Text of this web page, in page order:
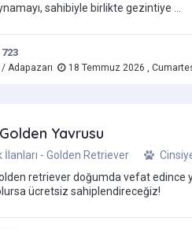
sahibiyle birlikte gezintiye ...
723
Adapazarı 18 Temmuz 2026 ,
Yavrusu
İlanları - Golden Retriever
retriever doğumda vefat edince
ücretsiz sahiplendireceğiz!